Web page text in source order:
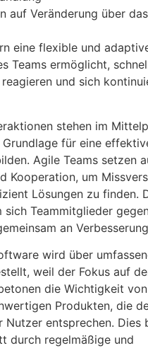
auf Veränderung über
eine flexible und
Teams ermöglicht,
und sich
stehen im
für eine
Agile Teams setzen
Kooperation, um
Lösungen zu finden.
sich Teammitglieder
an
wird über
weil der Fokus auf
die Wichtigkeit
Produkten, die
Nutzer entsprechen. Dies
durch regelmäßige und